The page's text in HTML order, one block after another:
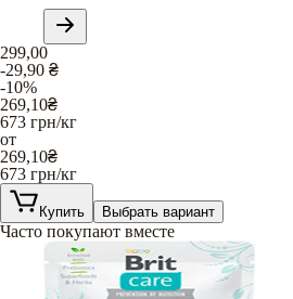
299,00
-29,90 ₴
-10%
269,10₴
673 грн/кг
от
269,10₴
673 грн/кг
Купить Выбрать вариант
Часто покупают вместе